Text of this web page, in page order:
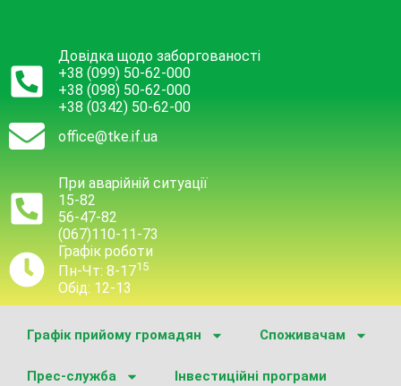
Довідка щодо заборгованості
+38 (099) 50-62-000
+38 (098) 50-62-000
+38 (0342) 50-62-00
office@tke.if.ua
При аварійній ситуації
15-82
56-47-82
(067)110-11-73
Графік роботи
Пн-Чт: 8-1715
Обід: 12-13
Графік прийому громадян Споживачам
Прес-служба Інвестиційні програми